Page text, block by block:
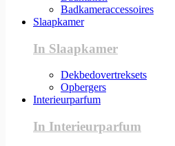
Badkameraccessoires
Slaapkamer
In Slaapkamer
Dekbedovertreksets
Opbergers
Interieurparfum
In Interieurparfum